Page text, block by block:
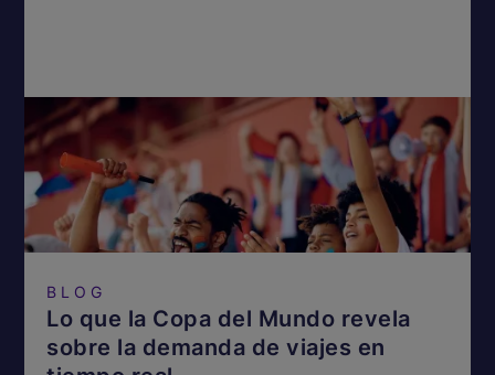
BLOG
Lo que la Copa del Mundo revela
sobre la demanda de viajes en